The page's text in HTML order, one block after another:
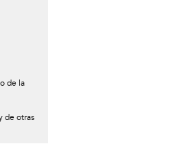
de la
de otras